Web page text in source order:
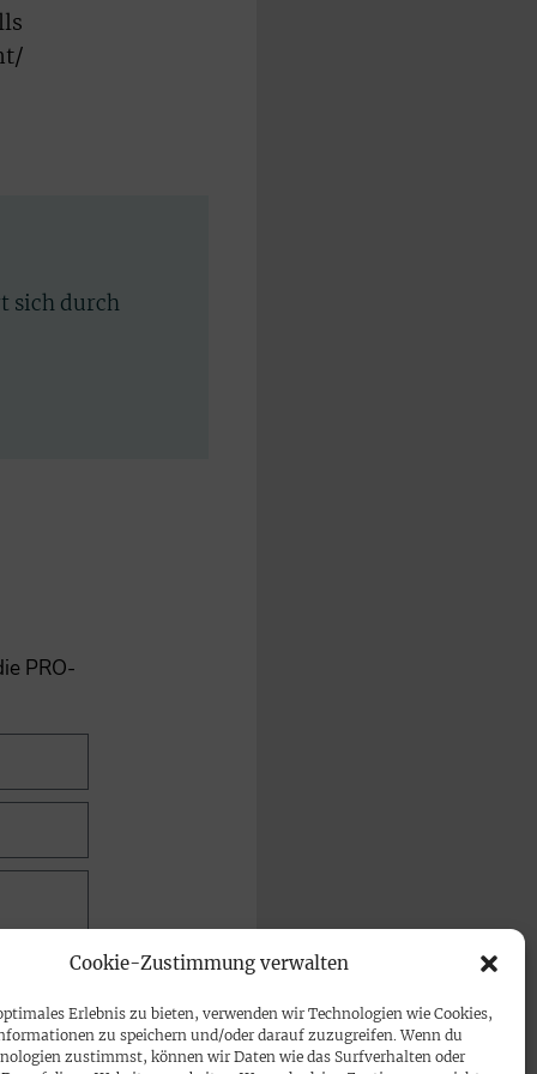
Cookie-Zustimmung verwalten
Erlebnis zu bieten, verwenden wir Technologien wie Cookies,
zu speichern und/oder darauf zuzugreifen. Wenn du
zustimmst, können wir Daten wie das Surfverhalten oder
sich durch
PRO-